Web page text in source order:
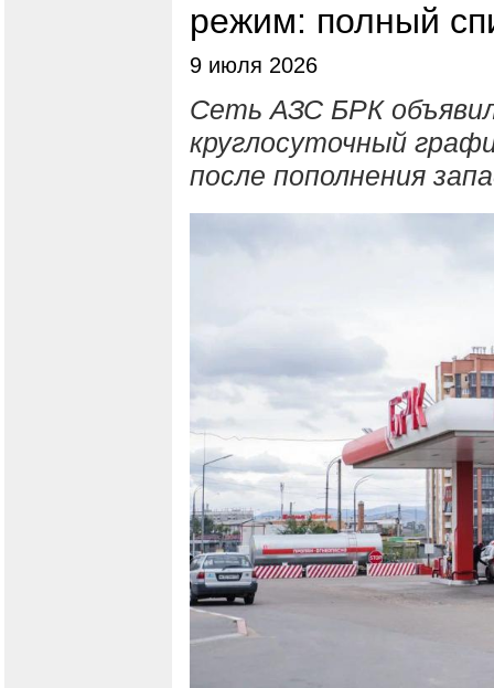
режим: полный
9 июля 2026
Сеть АЗС БРК
круглосуточный
после пополнения